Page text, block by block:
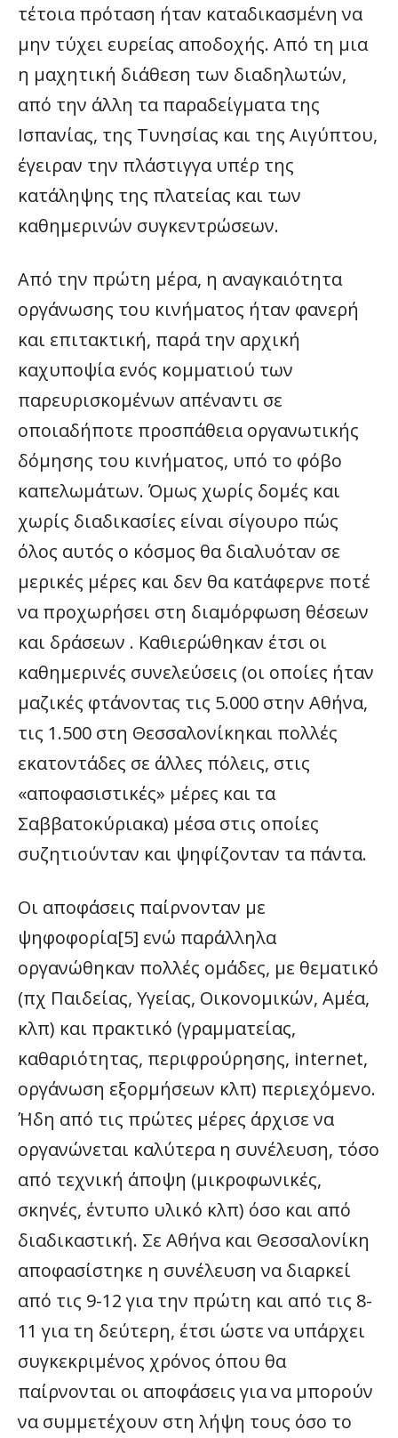
τέτοια πρόταση ήταν καταδικασμένη να
μην τύχει ευρείας αποδοχής. Από τη μια
η μαχητική διάθεση των διαδηλωτών,
από την άλλη τα παραδείγματα της
Ισπανίας, της Τυνησίας και της Αιγύπτου,
έγειραν την πλάστιγγα υπέρ της
κατάληψης της πλατείας και των
καθημερινών συγκεντρώσεων.
Από την πρώτη μέρα, η αναγκαιότητα
οργάνωσης του κινήματος ήταν φανερή
και επιτακτική, παρά την αρχική
καχυποψία ενός κομματιού των
παρευρισκομένων απέναντι σε
οποιαδήποτε προσπάθεια οργανωτικής
δόμησης του κινήματος, υπό το φόβο
καπελωμάτων. Όμως χωρίς δομές και
χωρίς διαδικασίες είναι σίγουρο πώς
όλος αυτός ο κόσμος θα διαλυόταν σε
μερικές μέρες και δεν θα κατάφερνε ποτέ
να προχωρήσει στη διαμόρφωση θέσεων
και δράσεων . Καθιερώθηκαν έτσι οι
καθημερινές συνελεύσεις (οι οποίες ήταν
μαζικές φτάνοντας τις 5.000 στην Αθήνα,
τις 1.500 στη Θεσσαλονίκηκαι πολλές
εκατοντάδες σε άλλες πόλεις, στις
«αποφασιστικές» μέρες και τα
Σαββατοκύριακα) μέσα στις οποίες
συζητιούνταν και ψηφίζονταν τα πάντα.
Οι αποφάσεις παίρνονταν με
ψηφοφορία[5] ενώ παράλληλα
οργανώθηκαν πολλές ομάδες, με θεματικό
(πχ Παιδείας, Υγείας, Οικονομικών, Αμέα,
κλπ) και πρακτικό (γραμματείας,
καθαριότητας, περιφρούρησης, internet,
οργάνωση εξορμήσεων κλπ) περιεχόμενο.
Ήδη από τις πρώτες μέρες άρχισε να
οργανώνεται καλύτερα η συνέλευση, τόσο
από τεχνική άποψη (μικροφωνικές,
σκηνές, έντυπο υλικό κλπ) όσο και από
διαδικαστική. Σε Αθήνα και Θεσσαλονίκη
αποφασίστηκε η συνέλευση να διαρκεί
από τις 9-12 για την πρώτη και από τις 8-
11 για τη δεύτερη, έτσι ώστε να υπάρχει
συγκεκριμένος χρόνος όπου θα
παίρνονται οι αποφάσεις για να μπορούν
να συμμετέχουν στη λήψη τους όσο το